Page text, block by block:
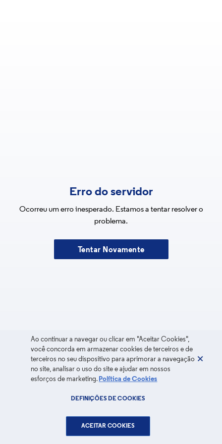
Erro do servidor
Ocorreu um erro inesperado. Estamos a tentar resolver o
problema.
Tentar Novamente
Ao continuar a navegar ou clicar em "Aceitar Cookies",
você concorda em armazenar cookies de terceiros e de
terceiros no seu dispositivo para aprimorar a navegação
no site, analisar o uso do site e ajudar em nossos
esforços de marketing. Política de Cookies
DEFINIÇÕES DE COOKIES
ACEITAR COOKIES